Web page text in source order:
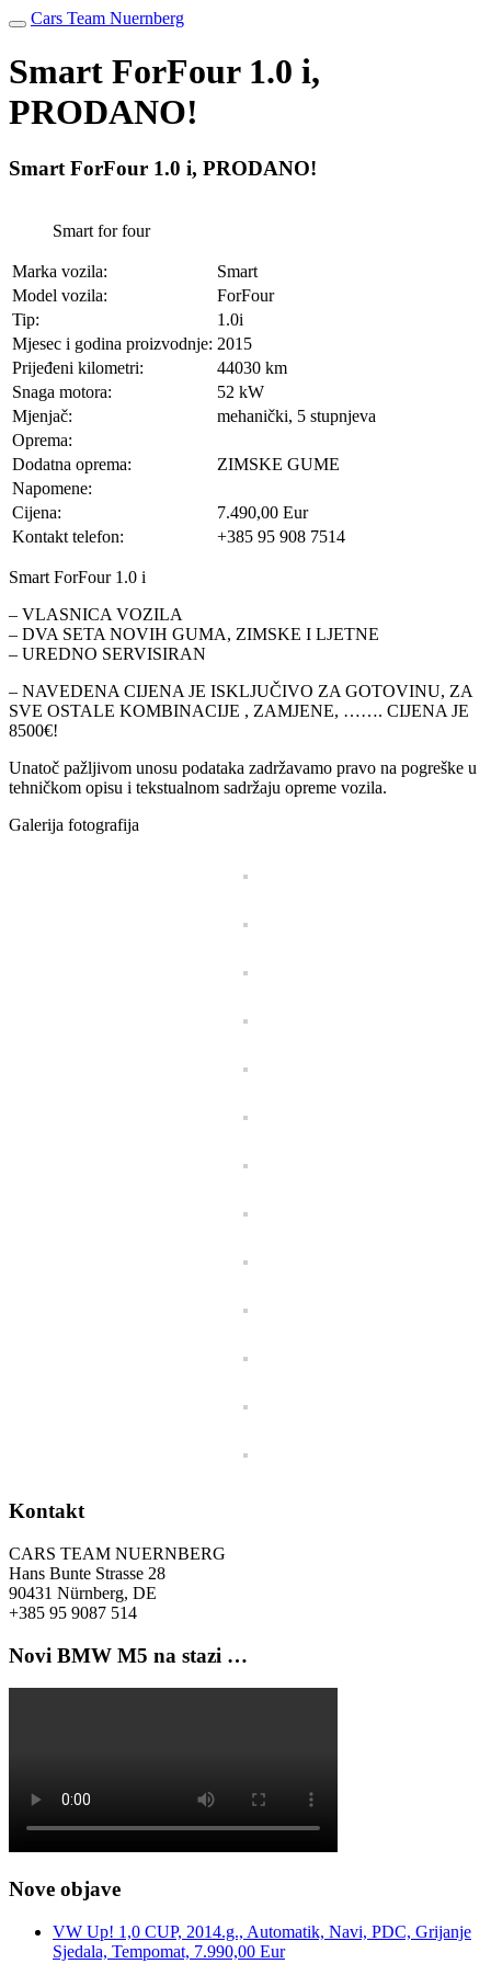
Cars Team Nuernberg
Smart ForFour 1.0 i,
PRODANO!
Smart ForFour 1.0 i, PRODANO!
Smart for four
Marka vozila:
Smart
Model vozila:
ForFour
Tip:
1.0i
Mjesec i godina proizvodnje: 2015
Prijeđeni kilometri:
44030 km
Snaga motora:
52 kW
Mjenjač:
mehanički, 5 stupnjeva
Oprema:
Dodatna oprema:
ZIMSKE GUME
Napomene:
Cijena:
7.490,00 Eur
Kontakt telefon:
+385 95 908 7514
Smart ForFour 1.0 i
– VLASNICA VOZILA
– DVA SETA NOVIH GUMA, ZIMSKE I LJETNE
– UREDNO SERVISIRAN
– NAVEDENA CIJENA JE ISKLJUČIVO ZA GOTOVINU, ZA
SVE OSTALE KOMBINACIJE , ZAMJENE, ……. CIJENA JE
8500€!
Unatoč pažljivom unosu podataka zadržavamo pravo na pogreške u
tehničkom opisu i tekstualnom sadržaju opreme vozila.
Galerija fotografija
Kontakt
CARS TEAM NUERNBERG
Hans Bunte Strasse 28
90431 Nürnberg, DE
+385 95 9087 514
Novi BMW M5 na stazi …
Nove objave
VW Up! 1,0 CUP, 2014.g., Automatik, Navi, PDC, Grijanje
Sjedala, Tempomat, 7.990,00 Eur